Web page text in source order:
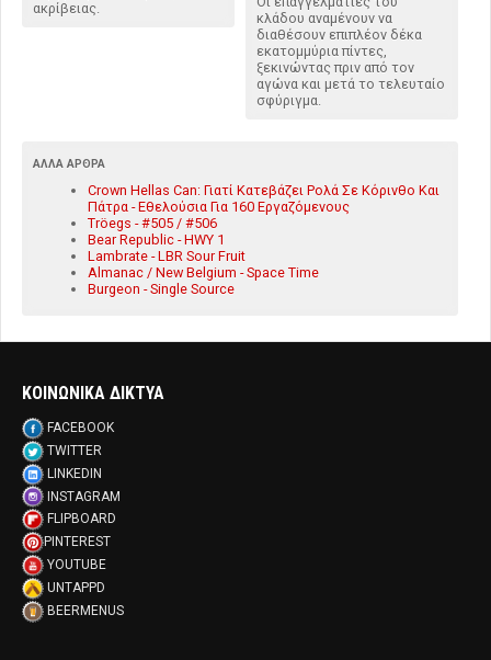
ακρίβειας.
κλάδου αναμένουν να
διαθέσουν επιπλέον δέκα
εκατομμύρια πίντες,
ξεκινώντας πριν από τον
αγώνα και μετά το τελευταίο
σφύριγμα.
ΆΛΛΑ ΆΡΘΡΑ
Crown Hellas Can: Γιατί Κατεβάζει Ρολά Σε Κόρινθο Και
Πάτρα - Εθελούσια Για 160 Εργαζόμενους
Tröegs - #505 / #506
Bear Republic - HWY 1
Lambrate - LBR Sour Fruit
Almanac / New Belgium - Space Time
Burgeon - Single Source
ΚΟΙΝΩΝΙΚΑ ΔΙΚΤΥΑ
FACEBOOK
TWITTER
LINKEDIN
INSTAGRAM
FLIPBOARD
PINTEREST
YOUTUBE
UNTAPPD
BEERMENUS